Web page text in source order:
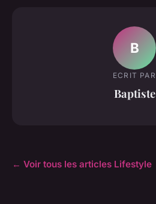
B
ECRIT PAR
Baptiste
← Voir tous les articles Lifestyle